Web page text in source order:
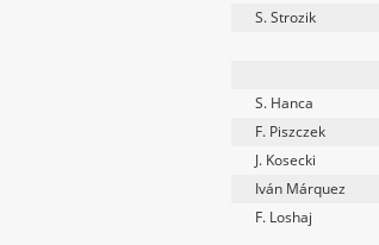
S. Strozik
S. Hanca
F. Piszczek
J. Kosecki
Iván Márquez
F. Loshaj